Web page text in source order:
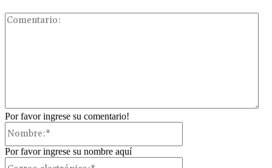
Por favor ingrese su comentario!
Por favor ingrese su nombre aquí